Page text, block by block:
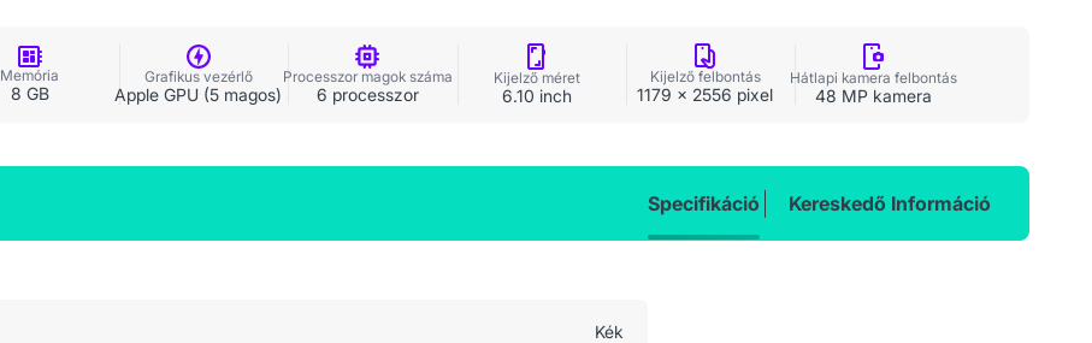
Memória
8 GB
Grafikus vezérlő
Apple GPU (5 magos)
Processzor magok száma
6 processzor
Kijelző méret
6.10 inch
Kijelző felbontás
1179 x 2556 pixel
Hátlapi kamera felbontás
48 MP kamera
Specifikáció Kereskedő Információ
Kék